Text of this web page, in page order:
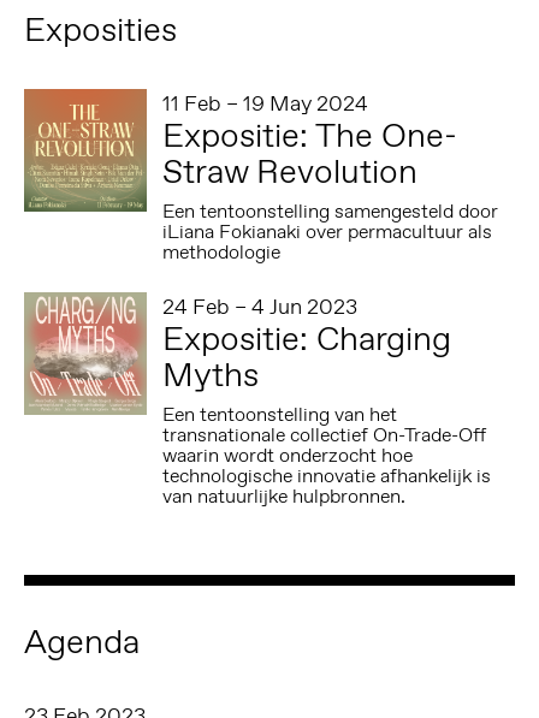
Exposities
11 Feb – 19 May 2024
Expositie: The One-
Straw Revolution
Een tentoonstelling samengesteld door
iLiana Fokianaki over permacultuur als
methodologie
24 Feb – 4 Jun 2023
Expositie: Charging
Myths
Een tentoonstelling van het
transnationale collectief On-Trade-Off
waarin wordt onderzocht hoe
technologische innovatie afhankelijk is
van natuurlijke hulpbronnen.
Agenda